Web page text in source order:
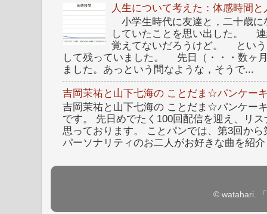
人生について考えた：体感時間
小学生時代に友達と，二十歳に
していたことを思い出した。
覚えてないだろうけど。 という
して残っていました。 先日（・・・数ヶ
ました。あっという間なような，そうで...
吉岡茉祐と山下七海の ことだま☆パンケー
吉岡茉祐と山下七海の ことだま☆パンケー
です。 先日めでたく100回配信を迎え、リ
思っております。 ことパンでは、第3回か
パーソナリティのお二人がお好きな曲を紹
© watahari.